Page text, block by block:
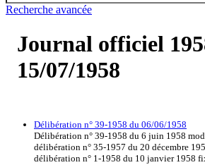
Recherche avancée
Journal officiel
15/07/1958
Délibération n° 39-1958 du 06/06/1958
Délibération n° 39-1958 du 6 juin 1958
délibération n° 35-1957 du 20 décembre
délibération n° 1-1958 du 10 janvier 1958